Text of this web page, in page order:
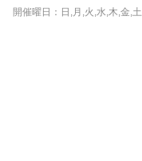
開催曜日：日,月,火,水,木,金,土